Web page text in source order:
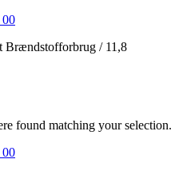
00
Brændstofforbrug / 11,8
found matching your selection.
00